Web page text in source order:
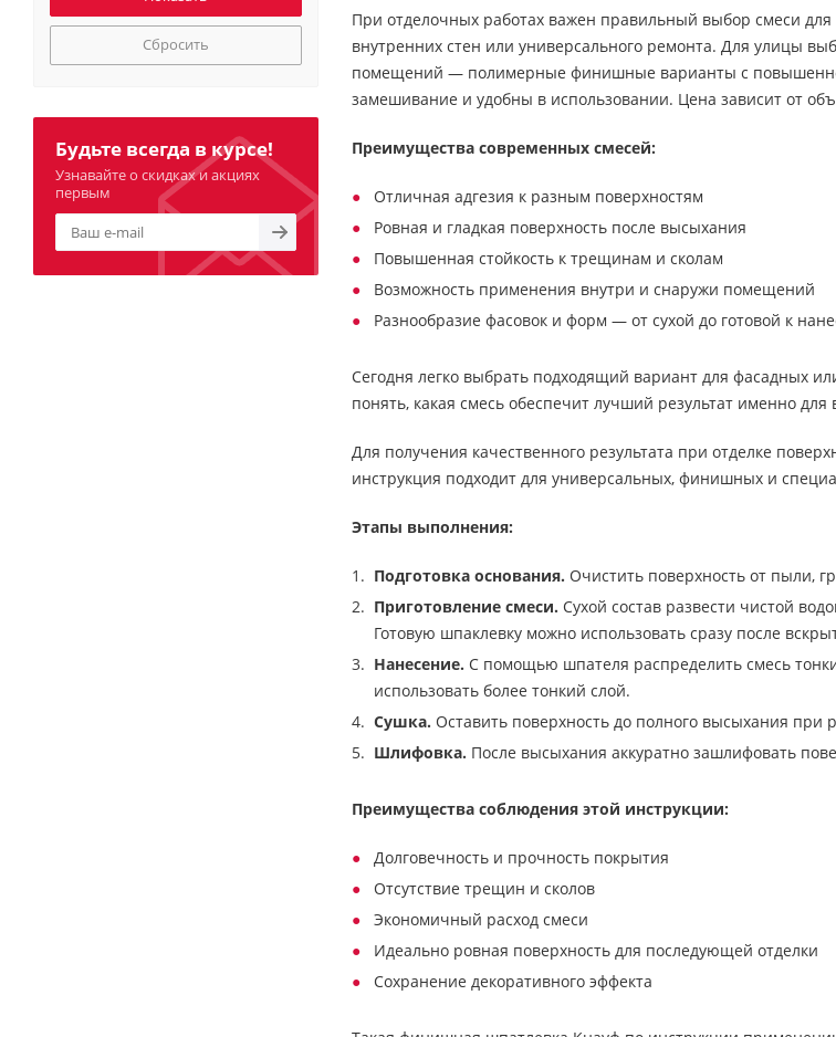
При отделочных работах важен правильный выбор смеси
внутренних стен или универсального ремонта. Для улицы
помещений — полимерные финишные варианты с
замешивание и удобны в использовании. Цена зависит от
Преимущества современных смесей:
Отличная адгезия к разным поверхностям
Ровная и гладкая поверхность после высыхания
Повышенная стойкость к трещинам и сколам
Возможность применения внутри и снаружи помещений
Разнообразие фасовок и форм — от сухой до готовой к
Сегодня легко выбрать подходящий вариант для фасадных
понять, какая смесь обеспечит лучший результат именно для
Для получения качественного результата при отделке
инструкция подходит для универсальных, финишных и
Этапы выполнения:
Подготовка основания. Очистить поверхность от пыли,
Приготовление смеси. Сухой состав развести чистой
Готовую шпаклевку можно использовать сразу после
Нанесение. С помощью шпателя распределить смесь
использовать более тонкий слой.
Сушка. Оставить поверхность до полного высыхания при
Шлифовка. После высыхания аккуратно зашлифовать
Преимущества соблюдения этой инструкции:
Долговечность и прочность покрытия
Отсутствие трещин и сколов
Экономичный расход смеси
Идеально ровная поверхность для последующей отделки
Сохранение декоративного эффекта
Сбросить
Будьте всегда в курсе!
Узнавайте о скидках и акциях
первым